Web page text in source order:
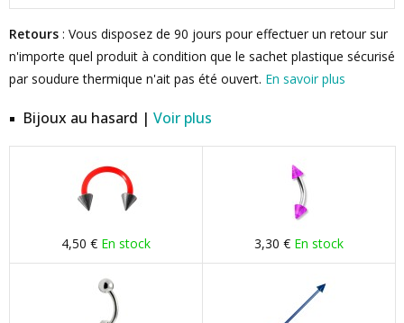
Retours : Vous disposez de 90 jours pour effectuer un retour sur
n'importe quel produit à condition que le sachet plastique sécurisé
par soudure thermique n'ait pas été ouvert. En savoir plus
Bijoux au hasard | Voir plus
4,50 € En stock 3,30 € En stock